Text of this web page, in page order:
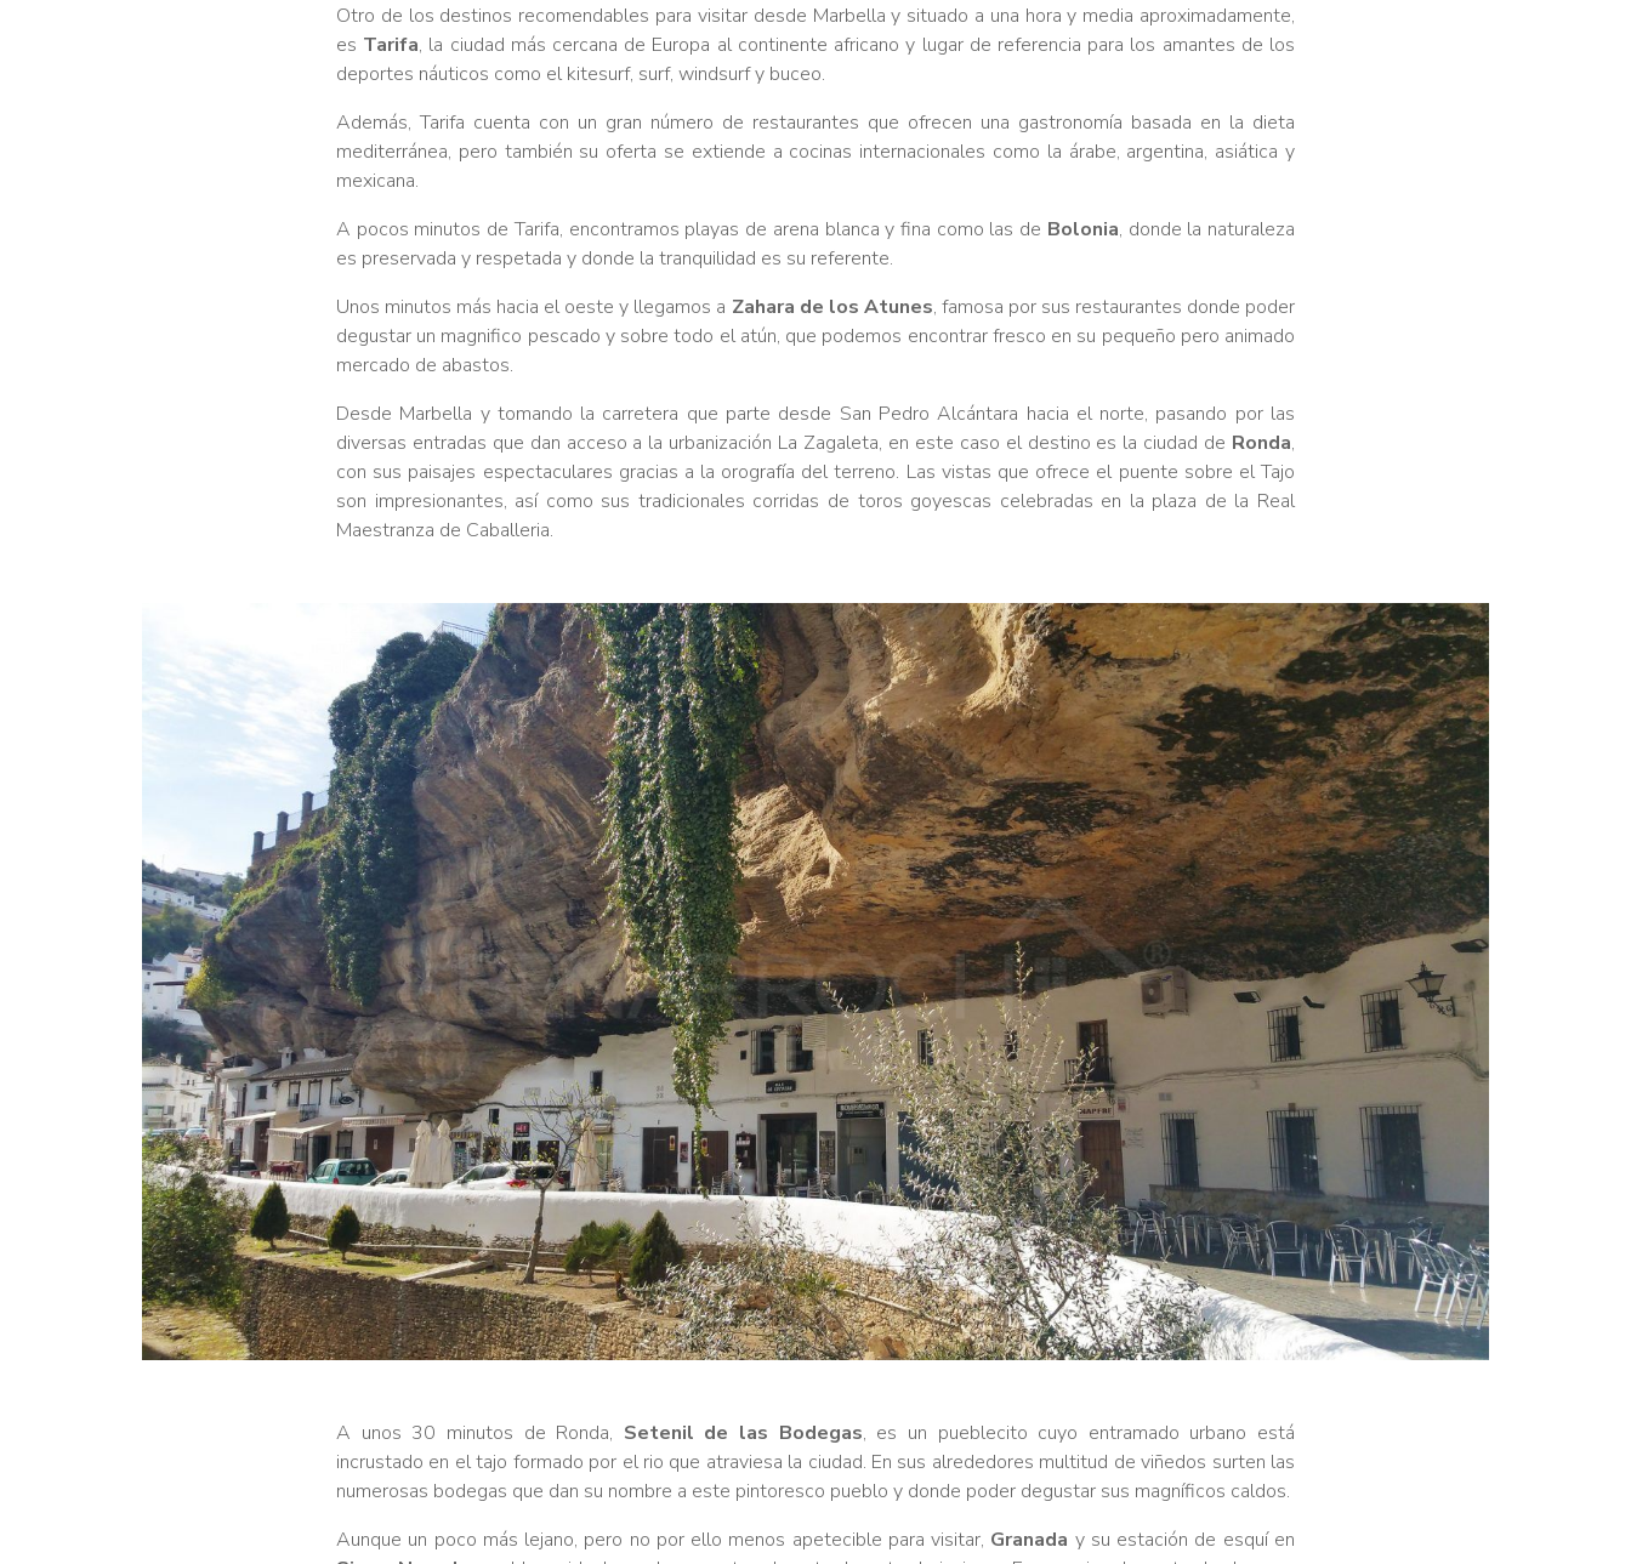
Otro de los destinos recomendables para visitar desde Marbella y situado a una hora y media aproximadamente,
es Tarifa, la ciudad más cercana de Europa al continente africano y lugar de referencia para los amantes de los
deportes náuticos como el kitesurf, surf, windsurf y buceo.
Además, Tarifa cuenta con un gran número de restaurantes que ofrecen una gastronomía basada en la dieta
mediterránea, pero también su oferta se extiende a cocinas internacionales como la árabe, argentina, asiática y
mexicana.
A pocos minutos de Tarifa, encontramos playas de arena blanca y fina como las de Bolonia, donde la naturaleza
es preservada y respetada y donde la tranquilidad es su referente.
Unos minutos más hacia el oeste y llegamos a Zahara de los Atunes, famosa por sus restaurantes donde poder
degustar un magnifico pescado y sobre todo el atún, que podemos encontrar fresco en su pequeño pero animado
mercado de abastos.
Desde Marbella y tomando la carretera que parte desde San Pedro Alcántara hacia el norte, pasando por las
diversas entradas que dan acceso a la urbanización La Zagaleta, en este caso el destino es la ciudad de Ronda,
con sus paisajes espectaculares gracias a la orografía del terreno. Las vistas que ofrece el puente sobre el Tajo
son impresionantes, así como sus tradicionales corridas de toros goyescas celebradas en la plaza de la Real
Maestranza de Caballeria.
A unos 30 minutos de Ronda, Setenil de las Bodegas, es un pueblecito cuyo entramado urbano está
incrustado en el tajo formado por el rio que atraviesa la ciudad. En sus alrededores multitud de viñedos surten las
numerosas bodegas que dan su nombre a este pintoresco pueblo y donde poder degustar sus magníficos caldos.
Aunque un poco más lejano, pero no por ello menos apetecible para visitar, Granada y su estación de esquí en